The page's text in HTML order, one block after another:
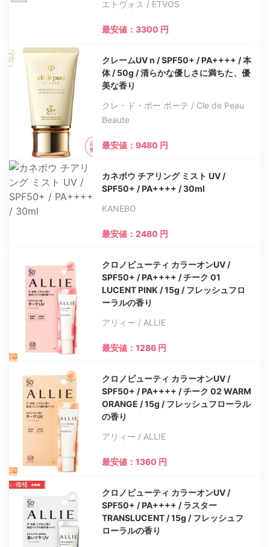
エトヴォス / ETVOS
最安値：3300 円
クレームUV n / SPF50+ / PA++++ / 本
体 / 50g / 清らかな優しさに満ちた、優
美な香り
クレ・ド・ポー ボーテ / Cle de Peau
Beaute
最安値：9480 円
カネボウ チアリング ミスト UV /
SPF50+ / PA++++ / 30ml
KANEBO
最安値：2480 円
クロノビューティ カラーオンUV /
SPF50+ / PA++++ / チーク 01
LUCENT PINK / 15g / フレッシュフロ
ーラルの香り
アリィー / ALLIE
最安値：1286 円
クロノビューティ カラーオンUV /
SPF50+ / PA++++ / チーク 02 WARM
ORANGE / 15g / フレッシュフローラル
の香り
アリィー / ALLIE
最安値：1360 円
クロノビューティ カラーオンUV /
SPF50+ / PA++++ / ラスター
TRANSLUCENT / 15g / フレッシュフ
ローラルの香り